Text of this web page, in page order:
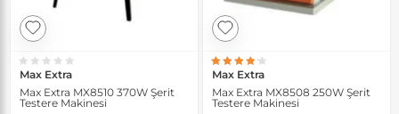
Max Extra
Max Extra MX8510 370W Şerit
Testere Makinesi
Max Extra
Max Extra MX8508 250W Şerit
Testere Makinesi